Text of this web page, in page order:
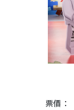
票價：